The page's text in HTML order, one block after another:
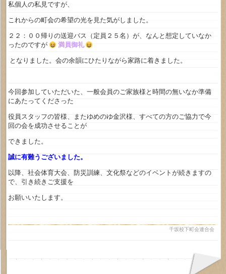
私個人の私見ですが、
これからの町会の希望の光を見た気がしました。
２２：００帰りの送迎バス（定員２５名）が、なんと想定していなか
ったのですが
満員御礼
となりました。会の余韻にひたりながら家路に着きました。
今回参加していただいた、一般会員のご家族様と時間の無いなか準備
にあたってくださった
役員スタッフの皆様、またゆめのゆ金沢様、すべての方のご協力で今
回の会を成功させることが
できました。
誠に有難うございました。
以降、社会体育大会、防災訓練、文化祭などのイベントが続きますの
で、引き続きご支援を
お願いいたします。
千坂校下町会連合会